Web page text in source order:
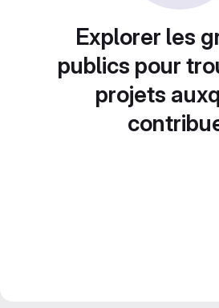
Explorer les
publics pour
projets